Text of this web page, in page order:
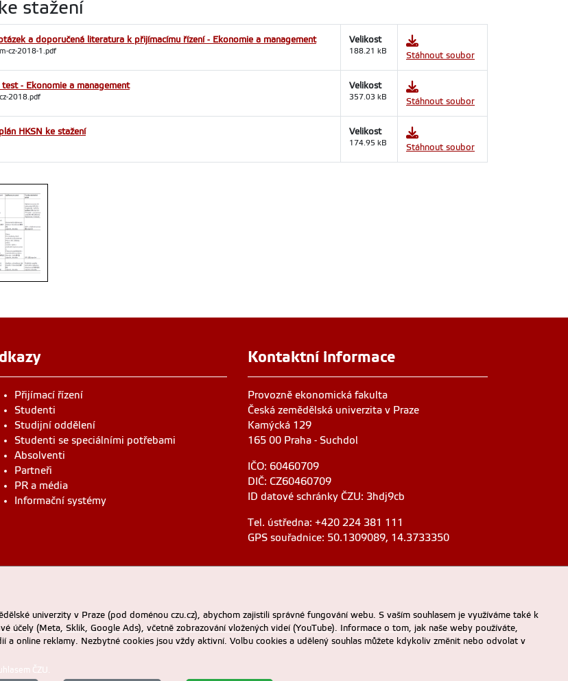
stažení
a doporučená literatura k přijímacímu řízení - Ekonomie a management
cz-2018-1.pdf
Velikost
188.21 kB Stáhnout soubor
- Ekonomie a management
2018.pdf
Velikost
357.03 kB Stáhnout soubor
HKSN ke stažení Velikost
174.95 kB Stáhnout soubor
Přijímací řízení
Studenti
Studijní oddělení
Studenti se speciálními potřebami
Absolventi
Partneři
PR a média
Informační systémy
Kontaktní informace
Provozně ekonomická fakulta
Česká zemědělská univerzita v Praze
Kamýcká 129
165 00 Praha - Suchdol
IČO: 60460709
DIČ: CZ60460709
ID datové schránky ČZU: 3hdj9cb
Tel. ústředna: +420 224 381 111
GPS souřadnice: 50.1309089, 14.3733350
ČZU.
univerzity v Praze (pod doménou czu.cz), abychom zajistili správné fungování webu. S vaším souhlasem je využíváme také k
účely (Meta, Sklik, Google Ads), včetně zobrazování vložených videí (YouTube). Informace o tom, jak naše weby používáte,
online reklamy. Nezbytné cookies jsou vždy aktivní. Volbu cookies a udělený souhlas můžete kdykoliv změnit nebo odvolat v